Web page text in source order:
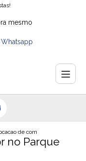
mesmo
preco
de compactador no
no Parque